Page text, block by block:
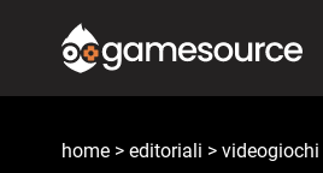
contenuto
home > editoriali > videogiochi